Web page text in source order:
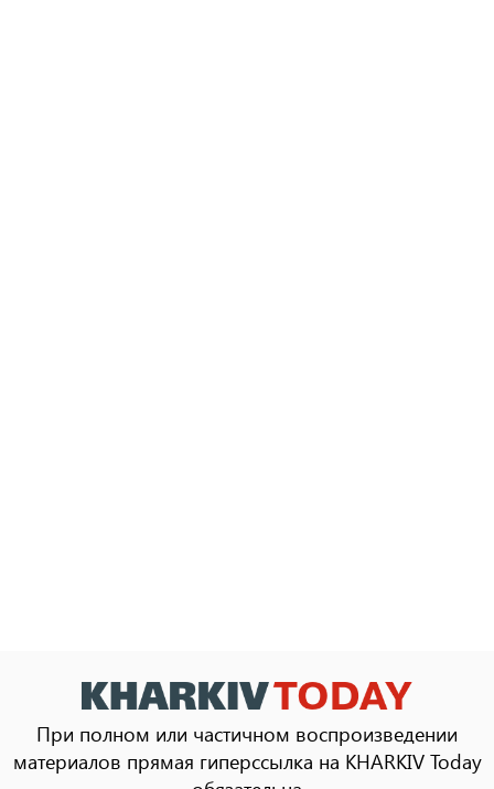
При полном или частичном воспроизведении
материалов прямая гиперссылка на KHARKIV Today